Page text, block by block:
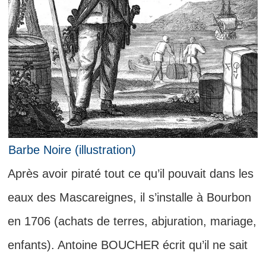
Barbe Noire (illustration)
Après avoir piraté tout ce qu’il pouvait dans les
eaux des Mascareignes, il s’installe à Bourbon
en 1706 (achats de terres, abjuration, mariage,
enfants). Antoine BOUCHER écrit qu’il ne sait